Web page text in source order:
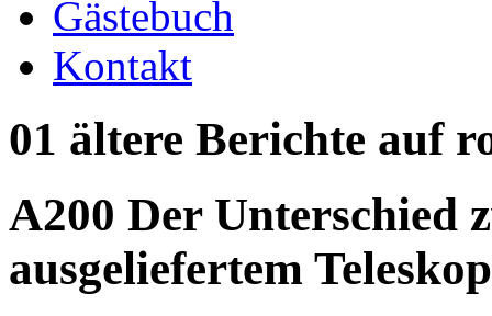
Gästebuch
Kontakt
01 ältere Berichte auf
A200 Der Unterschied
ausgeliefertem